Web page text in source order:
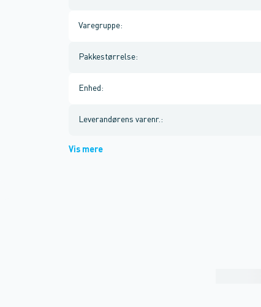
Varegruppe:
Pakkestørrelse:
Enhed :
Leverandørens varenr. :
Vis mere